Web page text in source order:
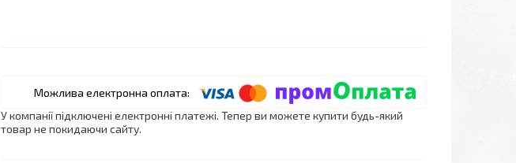
У компанії підключені електронні платежі. Тепер ви можете купити будь-який
товар не покидаючи сайту.